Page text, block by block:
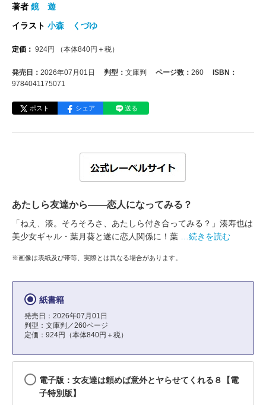
著者 鏡 遊
イラスト 小森 くづゆ
定価： 924円 （本体840円＋税）
発売日： 2026年07月01日 判型： 文庫判 ページ数： 260
ISBN：
9784041175071
ポスト シェア 送る
あたしら友達から――恋人になってみる？
「ねえ、湊。そろそろさ、あたしら付き合ってみる？」湊寿也は
美少女ギャル・葉月葵と遂に恋人関係に！葉
…続きを読む
※画像は表紙及び帯等、実際とは異なる場合があります。
紙書籍
発売日：2026年07月01日
判型：文庫判／260ページ
定価：924円（本体840円＋税）
電子版：女友達は頼めば意外とヤらせてくれる８【電
子特別版】